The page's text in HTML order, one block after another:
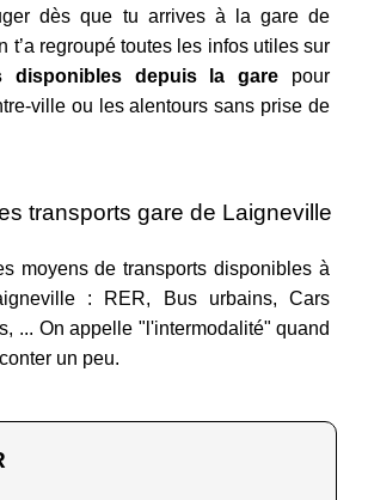
dès que tu arrives à la gare de
t’a regroupé toutes les infos utiles sur
disponibles depuis la gare pour
ville ou les alentours sans prise de
transports gare de Laigneville
moyens de transports disponibles à
: RER, Bus urbains, Cars
... On appelle "l'intermodalité" quand
un peu.